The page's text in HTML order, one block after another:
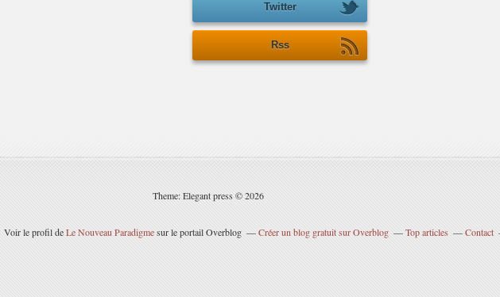
Twitter
Rss
Theme: Elegant press © 2026
Voir le profil deLe Nouveau Paradigmesur le portail Overblog Créer un blog gratuit sur Overblog Top articles Contact